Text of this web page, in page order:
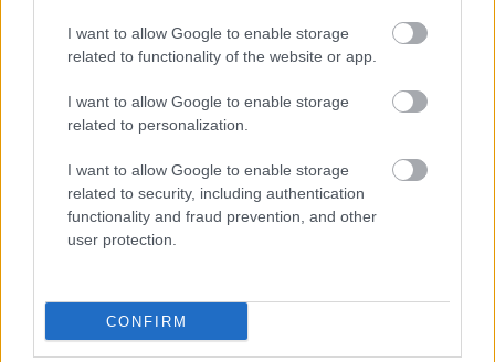
I want to allow Google to enable storage
related to functionality of the website or app.
I want to allow Google to enable storage
related to personalization.
I want to allow Google to enable storage
related to security, including authentication
functionality and fraud prevention, and other
user protection.
CONFIRM